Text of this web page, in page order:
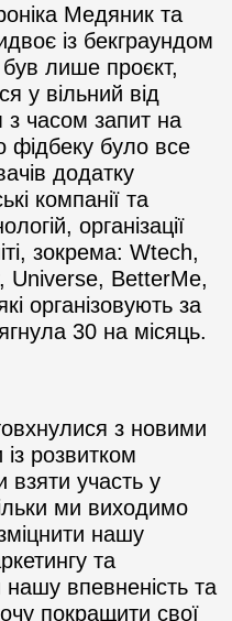
Медяник та
із бекграундом
лише проєкт,
у вільний від
з часом запит на
фідбеку було все
додатку
компанії та
організації
зокрема: Wtech,
Universe, BetterMe,
організовують за
30 на місяць.
з новими
розвитком
взяти участь у
ми виходимо
нашу
та
впевненість та
покращити свої